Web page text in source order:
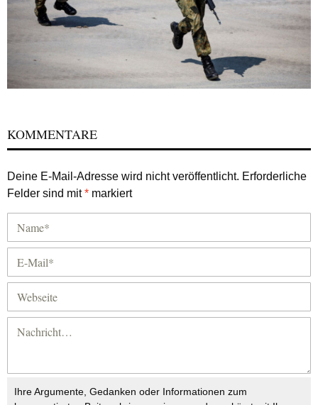
KOMMENTARE
Deine E-Mail-Adresse wird nicht veröffentlicht. Erforderliche
Felder sind mit* markiert
Ihre Argumente, Gedanken oder Informationen zum